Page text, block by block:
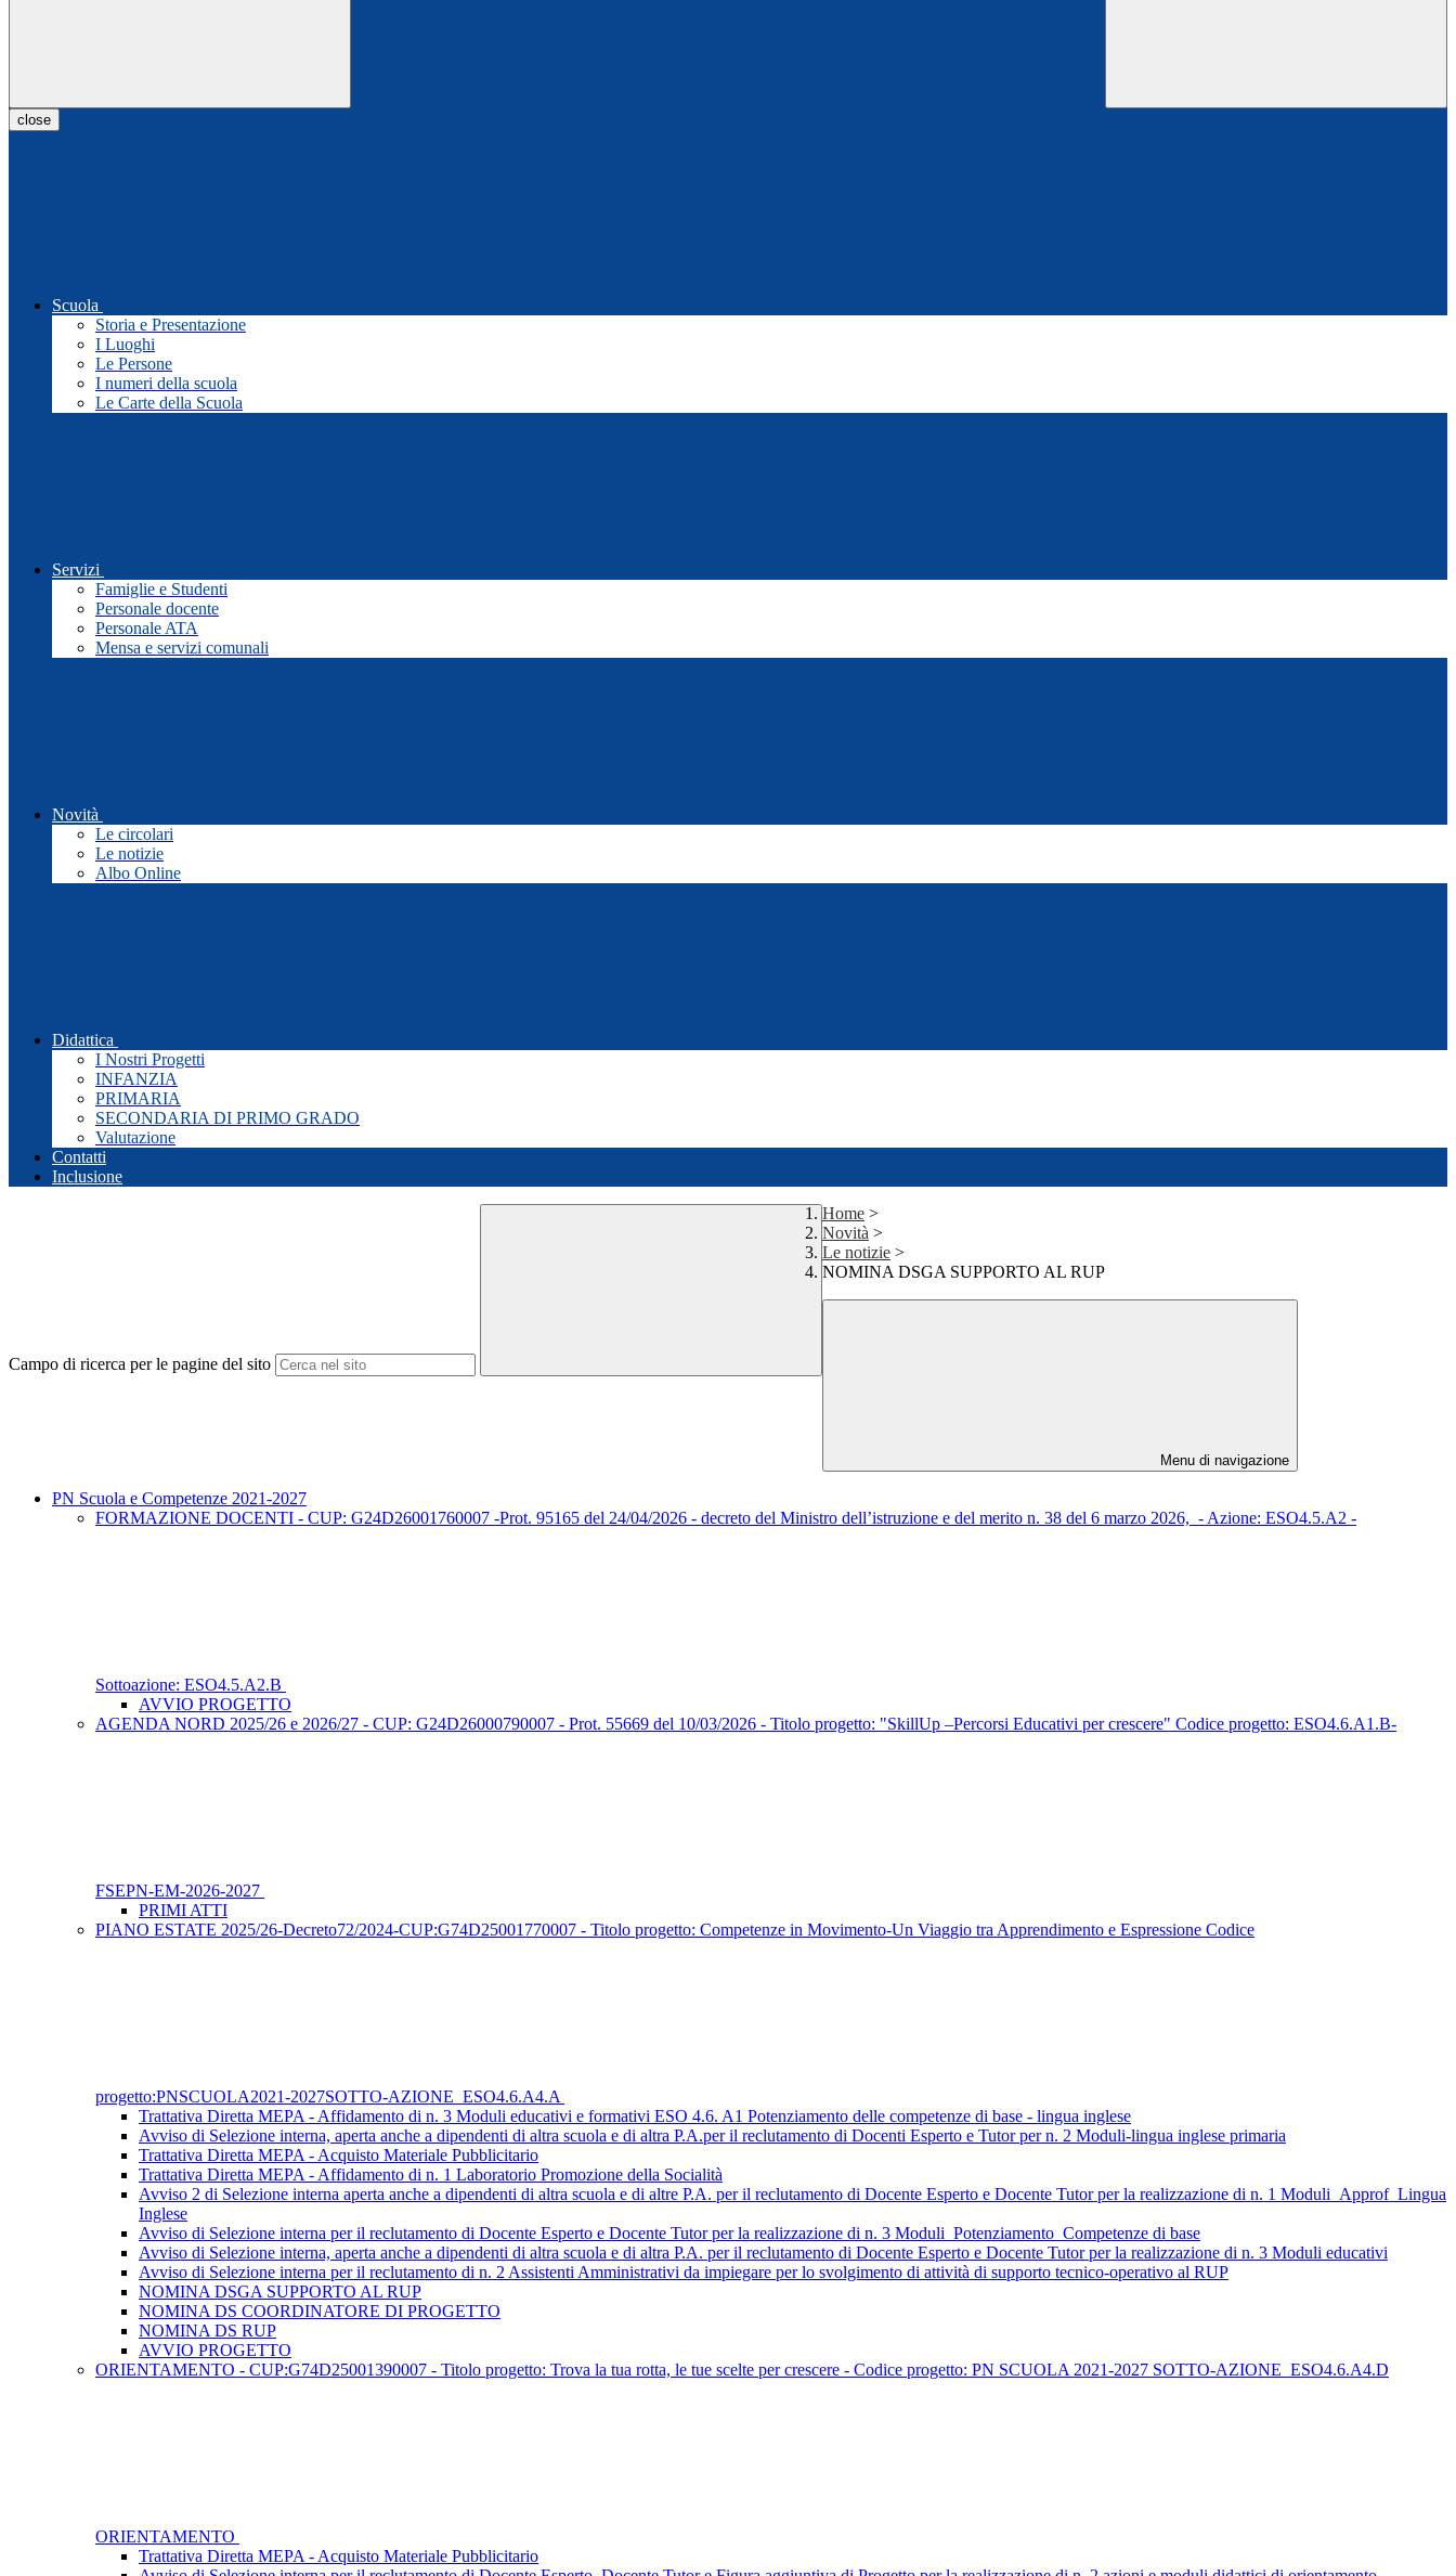
close
Scuola
Storia e Presentazione
I Luoghi
Le Persone
I numeri della scuola
Le Carte della Scuola
Servizi
Famiglie e Studenti
Personale docente
Personale ATA
Mensa e servizi comunali
Novità
Le circolari
Le notizie
Albo Online
Didattica
I Nostri Progetti
INFANZIA
PRIMARIA
SECONDARIA DI PRIMO GRADO
Valutazione
Contatti
Inclusione
Campo di ricerca per le pagine del sito
Home >
Novità >
Le notizie >
NOMINA DSGA SUPPORTO AL RUP
Menu di navigazione
PN Scuola e Competenze 2021-2027
FORMAZIONE DOCENTI - CUP: G24D26001760007 -Prot. 95165 del 24/04/2026 - decreto del Ministro dell’istruzione e del merito n. 38 del 6 marzo 2026, - Azione: ESO4.5.A2 -
Sottoazione: ESO4.5.A2.B
AVVIO PROGETTO
AGENDA NORD 2025/26 e 2026/27 - CUP: G24D26000790007 - Prot. 55669 del 10/03/2026 - Titolo progetto: "SkillUp –Percorsi Educativi per crescere" Codice progetto: ESO4.6.A1.B-
FSEPN-EM-2026-2027
PRIMI ATTI
PIANO ESTATE 2025/26-Decreto72/2024-CUP:G74D25001770007 - Titolo progetto: Competenze in Movimento-Un Viaggio tra Apprendimento e Espressione Codice
progetto:PNSCUOLA2021-2027SOTTO-AZIONE_ESO4.6.A4.A
Trattativa Diretta MEPA - Affidamento di n. 3 Moduli educativi e formativi ESO 4.6. A1 Potenziamento delle competenze di base - lingua inglese
Avviso di Selezione interna, aperta anche a dipendenti di altra scuola e di altra P.A.per il reclutamento di Docenti Esperto e Tutor per n. 2 Moduli-lingua inglese primaria
Trattativa Diretta MEPA - Acquisto Materiale Pubblicitario
Trattativa Diretta MEPA - Affidamento di n. 1 Laboratorio Promozione della Socialità
Avviso 2 di Selezione interna aperta anche a dipendenti di altra scuola e di altre P.A. per il reclutamento di Docente Esperto e Docente Tutor per la realizzazione di n. 1 Moduli_Approf_Lingua
Inglese
Avviso di Selezione interna per il reclutamento di Docente Esperto e Docente Tutor per la realizzazione di n. 3 Moduli_Potenziamento_Competenze di base
Avviso di Selezione interna, aperta anche a dipendenti di altra scuola e di altra P.A. per il reclutamento di Docente Esperto e Docente Tutor per la realizzazione di n. 3 Moduli educativi
Avviso di Selezione interna per il reclutamento di n. 2 Assistenti Amministrativi da impiegare per lo svolgimento di attività di supporto tecnico-operativo al RUP
NOMINA DSGA SUPPORTO AL RUP
NOMINA DS COORDINATORE DI PROGETTO
NOMINA DS RUP
AVVIO PROGETTO
ORIENTAMENTO - CUP:G74D25001390007 - Titolo progetto: Trova la tua rotta, le tue scelte per crescere - Codice progetto: PN SCUOLA 2021-2027 SOTTO-AZIONE_ESO4.6.A4.D
ORIENTAMENTO
Trattativa Diretta MEPA - Acquisto Materiale Pubblicitario